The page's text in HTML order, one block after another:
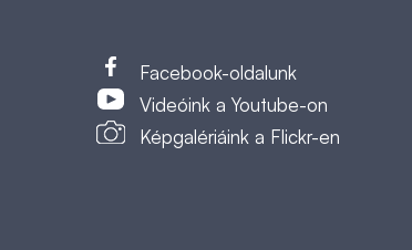
Facebook-oldalunk
Videóink a Youtube-on
Képgalériáink a Flickr-en